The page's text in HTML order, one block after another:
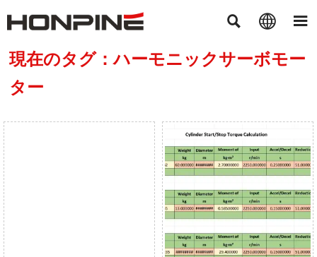
  
現在のタグ：ハーモニックサーボモー
ター